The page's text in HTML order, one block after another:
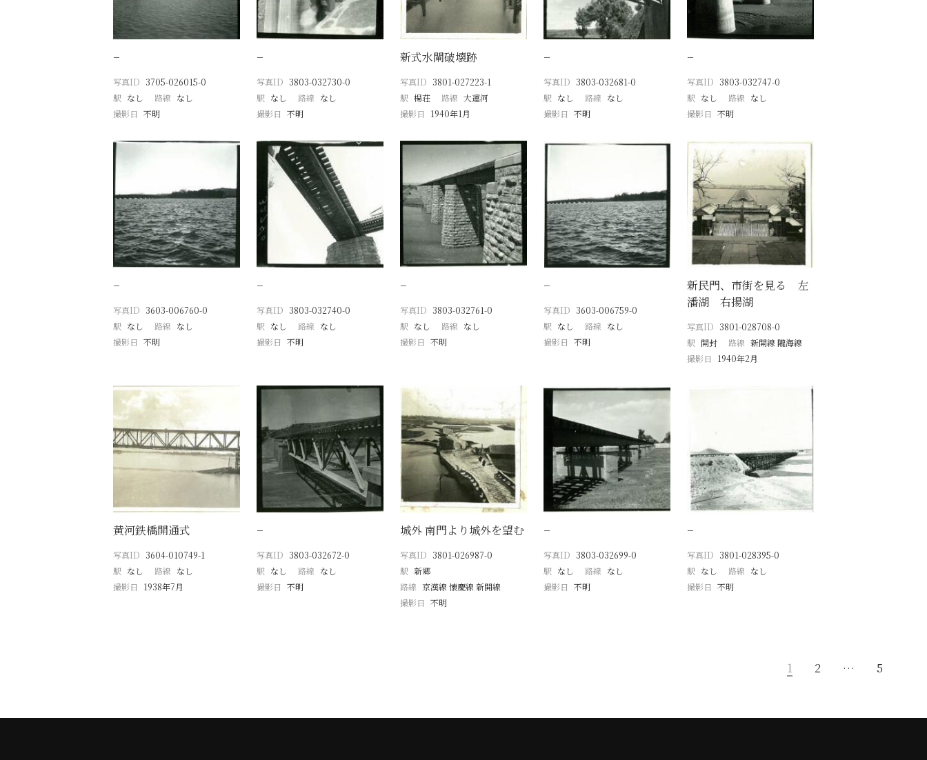
−
写真ID 3705-026015-0
駅 なし 路線 なし
撮影日 不明
−
写真ID 3803-032730-0
駅 なし 路線 なし
撮影日 不明
新式水閘破壊跡
写真ID 3801-027223-1
駅 楊荘 路線 大運河
撮影日
1940年1月
−
写真ID 3803-032681-0
駅 なし 路線 なし
撮影日 不明
−
写真ID 3803-032747-0
駅 なし 路線 なし
撮影日 不明
−
写真ID 3603-006760-0
駅 なし 路線 なし
撮影日 不明
−
写真ID 3803-032740-0
駅 なし 路線 なし
撮影日 不明
−
写真ID 3803-032761-0
駅 なし 路線 なし
撮影日 不明
−
写真ID 3603-006759-0
駅 なし 路線 なし
撮影日 不明
新民門、市街を見る 左
潘湖 右揚湖
写真ID 3801-028708-0
駅 開封 路線 新開線 隴海線
撮影日
1940年2月
黄河鉄橋開通式
写真ID 3604-010749-1
駅 なし 路線 なし
撮影日
1938年7月
−
写真ID 3803-032672-0
駅 なし 路線 なし
撮影日 不明
城外 南門より城外を望む
写真ID 3801-026987-0
駅 新郷
路線 京漢線 懐慶線 新開線
撮影日 不明
−
写真ID 3803-032699-0
駅 なし 路線 なし
撮影日 不明
−
写真ID 3801-028395-0
駅 なし 路線 なし
撮影日 不明
1 2 … 5